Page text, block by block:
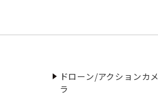
ドローン/アクションカメ
ラ